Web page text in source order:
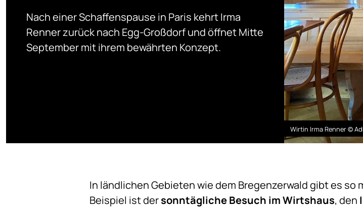
Nach einer Schaffenspause in Paris kehrt Irma
Renner zurück nach Egg-Großdorf und öffnet Mitte
September mit ihrem bewährten Konzept.
Wirtin Irma Renner ©
In ländlichen Gebieten wie dem Bregenzerwald gibt es
Beispiel ist dersonntägliche Besuch im Wirtshaus, den